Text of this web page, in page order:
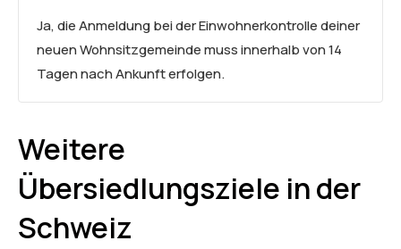
Ja, die Anmeldung bei der Einwohnerkontrolle deiner
neuen Wohnsitzgemeinde muss innerhalb von 14
Tagen nach Ankunft erfolgen.
Weitere
Übersiedlungsziele in der
Schweiz